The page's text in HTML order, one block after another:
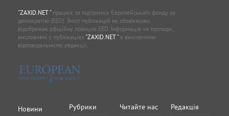
"ZAXID.NET "працює за підтримки Європейського фонду за
демократію (EED). Зміст публікацій не обов’язково
відображає офіційну позицію EED. Інформація чи погляди,
висловлені у публікаціях "ZAXID.NET "є виключною
відповідальністю редакції.
Новини
Рубрики Читайте нас Редакція